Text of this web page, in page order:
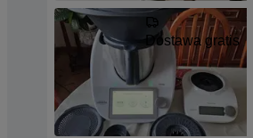
Dostawa gratis